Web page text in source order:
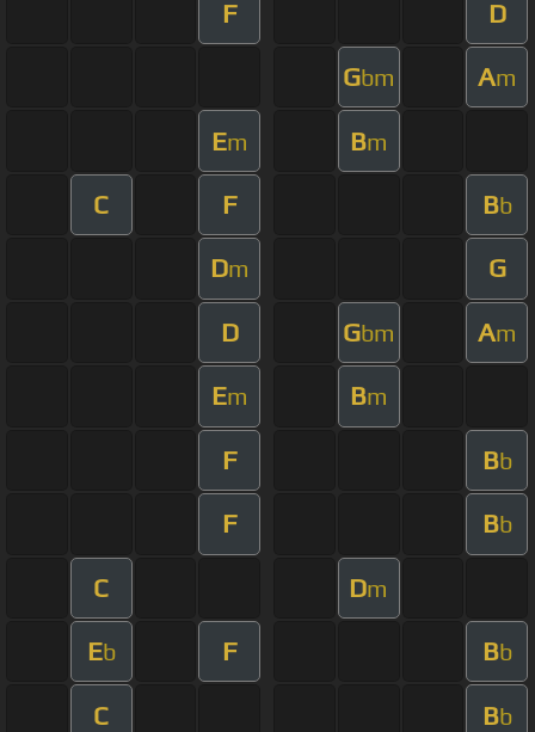
F D
Gbm Am
Em Bm
C F Bb
Dm G
D Gbm Am
Em Bm
F Bb
F Bb
C Dm
Eb F Bb
C Bb